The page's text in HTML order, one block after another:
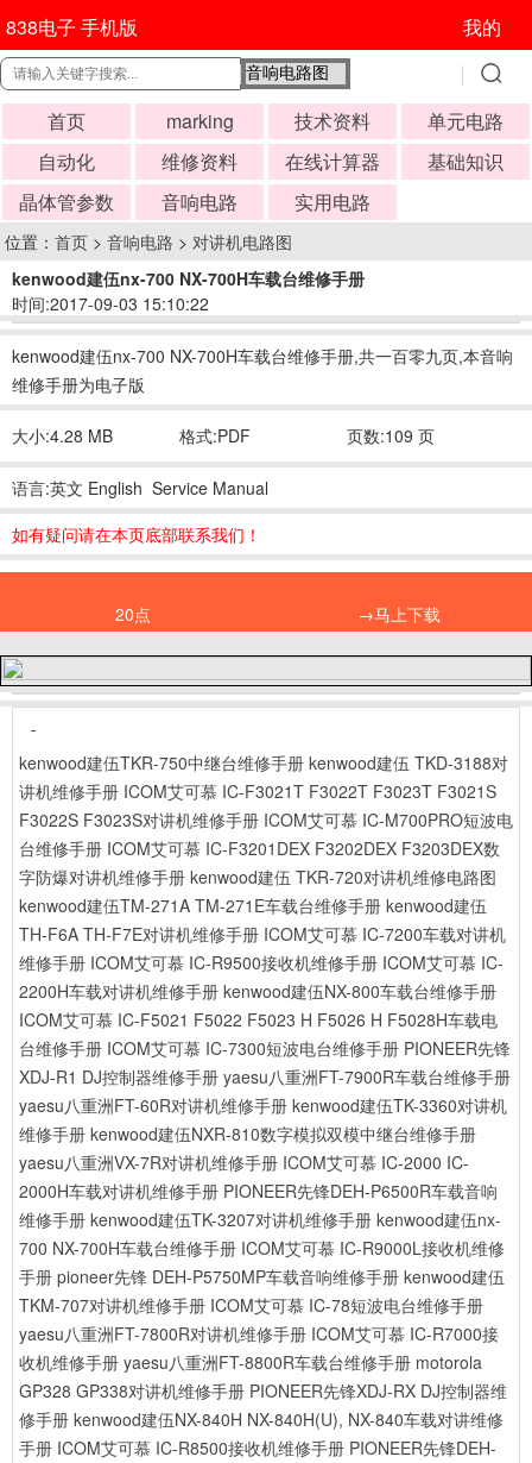
838电子 手机版 我的
首页 marking 技术资料
单元电路
自动化
维修资料 在线计算器
基础知识
晶体管参数
音响电路 实用电路
位置： 首页 > 音响电路 > 对讲机电路图
kenwood建伍nx-700 NX-700H车载台维修手册
时间:2017-09-03 15:10:22
kenwood建伍nx-700 NX-700H车载台维修手册,共一百零九页,本音响
维修手册为电子版
大小:4.28 MB 格式:PDF 页数:109 页
语言:英文 English Service Manual
如有疑问请在本页底部联系我们！
20点 →马上下载
-
kenwood建伍TKR-750中继台维修手册 kenwood建伍 TKD-3188对
讲机维修手册 ICOM艾可慕 IC-F3021T F3022T F3023T F3021S
F3022S F3023S对讲机维修手册 ICOM艾可慕 IC-M700PRO短波电
台维修手册 ICOM艾可慕 IC-F3201DEX F3202DEX F3203DEX数
字防爆对讲机维修手册 kenwood建伍 TKR-720对讲机维修电路图
kenwood建伍TM-271A TM-271E车载台维修手册 kenwood建伍
TH-F6A TH-F7E对讲机维修手册 ICOM艾可慕 IC-7200车载对讲机
维修手册 ICOM艾可慕 IC-R9500接收机维修手册 ICOM艾可慕 IC-
2200H车载对讲机维修手册 kenwood建伍NX-800车载台维修手册
ICOM艾可慕 IC-F5021 F5022 F5023 H F5026 H F5028H车载电
台维修手册 ICOM艾可慕 IC-7300短波电台维修手册 PIONEER先锋
XDJ-R1 DJ控制器维修手册 yaesu八重洲FT-7900R车载台维修手册
yaesu八重洲FT-60R对讲机维修手册 kenwood建伍TK-3360对讲机
维修手册 kenwood建伍NXR-810数字模拟双模中继台维修手册
yaesu八重洲VX-7R对讲机维修手册 ICOM艾可慕 IC-2000 IC-
2000H车载对讲机维修手册 PIONEER先锋DEH-P6500R车载音响
维修手册 kenwood建伍TK-3207对讲机维修手册 kenwood建伍nx-
700 NX-700H车载台维修手册 ICOM艾可慕 IC-R9000L接收机维修
手册 pioneer先锋 DEH-P5750MP车载音响维修手册 kenwood建伍
TKM-707对讲机维修手册 ICOM艾可慕 IC-78短波电台维修手册
yaesu八重洲FT-7800R对讲机维修手册 ICOM艾可慕 IC-R7000接
收机维修手册 yaesu八重洲FT-8800R车载台维修手册 motorola
GP328 GP338对讲机维修手册 PIONEER先锋XDJ-RX DJ控制器维
修手册 kenwood建伍NX-840H NX-840H(U), NX-840车载对讲维修
手册 ICOM艾可慕 IC-R8500接收机维修手册 PIONEER先锋DEH-